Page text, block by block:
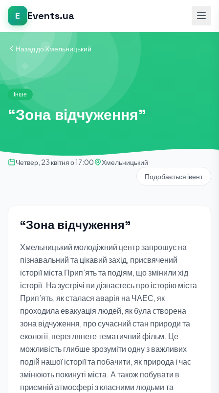
E Events.ua
Назад до Хмельницький
Інше
“Зона відчуження”
Четвер, 23 квітня о 17:00
Хмельницький
Подобається івент
“Зона відчуження”
Хмельницький молодіжний центр запрошує на
пізнавальний та цікавий захід, присвячений
історії міста Прип’ять та подіям, що змінили хід
історії. На зустрічі ви дізнаєтесь про історію міста
Прип’ять, як сталася аварія на ЧАЕС, як
проходила евакуація людей, як була створена
зона відчуження, про сучасний стан природи та
екології, переглянете тематичний фільм. Це
можливість глибше зрозуміти одну з важливих
подій нашої історії та побачити, як природа і час
змінюють покинуті міста. А також побувати в
приємній атмосфері з класними людьми та